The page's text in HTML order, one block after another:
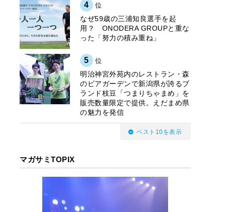
4 位
なぜ59歳の三浦知良選手を起
用？ ONODERA GROUPと重な
った「努力の積み重ね」
5 位
明治神宮外苑内のレストラン・森
のビアガーデンで新潟県が誇るブ
ランド枝豆「つまりちゃまめ」を
販売数量限定で提供。えだまめ県
の魅力を発信
ベスト10を表示
マガサミTOPIX